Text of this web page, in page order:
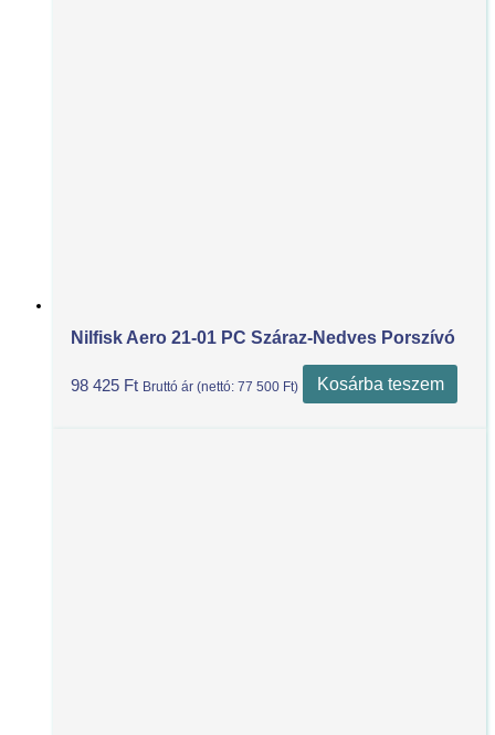
Nilfisk Aero 21-01 PC Száraz-Nedves Porszívó
98 425 Ft Bruttó ár (nettó:77 500 Ft) Kosárba teszem